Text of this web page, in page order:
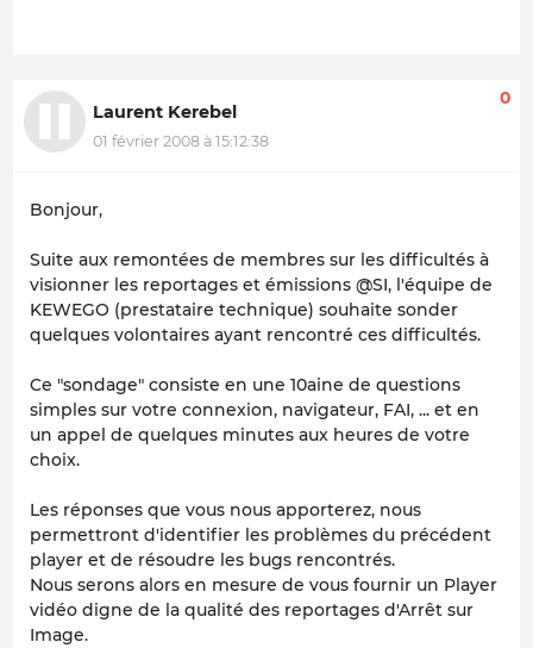
Laurent Kerebel
01 février 2008 à 15:12:38
0
Bonjour,
Suite aux remontées de membres sur les difficultés à
visionner les reportages et émissions @SI, l'équipe de
KEWEGO (prestataire technique) souhaite sonder
quelques volontaires ayant rencontré ces difficultés.
Ce "sondage" consiste en une 10aine de questions
simples sur votre connexion, navigateur, FAI, ... et en
un appel de quelques minutes aux heures de votre
choix.
Les réponses que vous nous apporterez, nous
permettront d'identifier les problèmes du précédent
player et de résoudre les bugs rencontrés.
Nous serons alors en mesure de vous fournir un Player
vidéo digne de la qualité des reportages d'Arrêt sur
Image.